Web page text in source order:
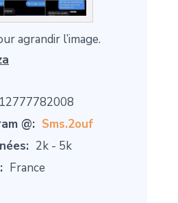
agrandir l’image.
@: Sms.2ouf
2k - 5k
France